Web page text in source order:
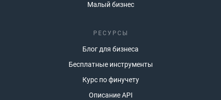
Малый бизнес
РЕСУРСЫ
Блог для бизнеса
Бесплатные инструменты
Курс по финучету
Описание API